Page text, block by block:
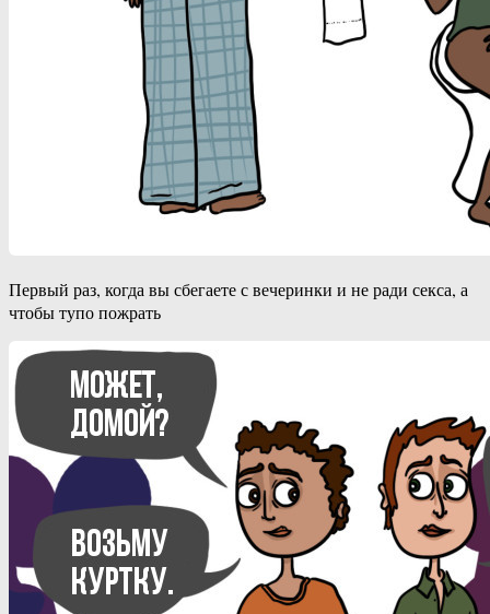
Первый раз, когда вы сбегаете с вечеринки и не ради секса, а
чтобы тупо пожрать